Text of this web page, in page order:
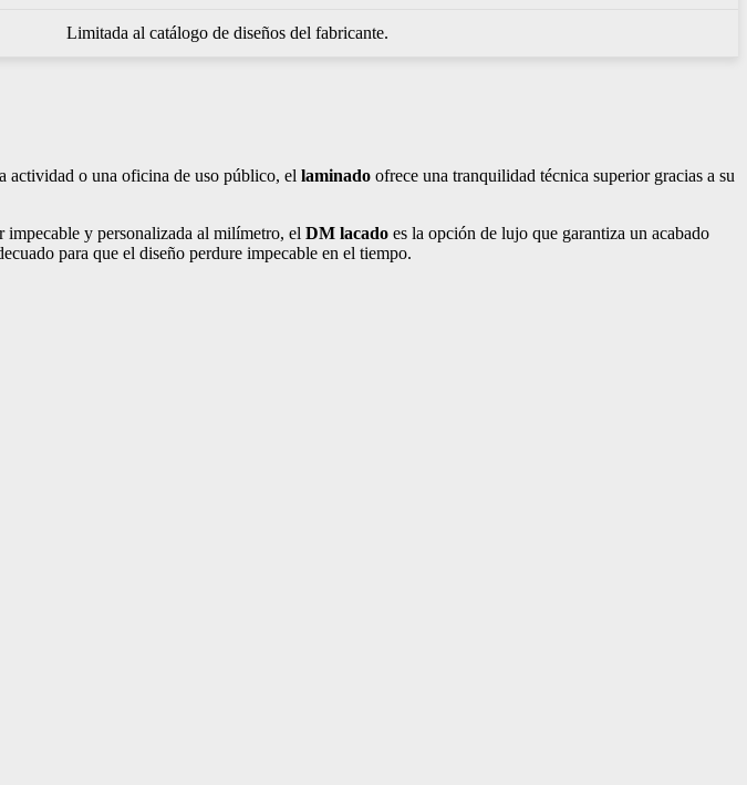
Limitada al catálogo de diseños del fabricante.
actividad o una oficina de uso público, el laminado ofrece una tranquilidad técnica superior gracias a su
impecable y personalizada al milímetro, el DM lacado es la opción de lujo que garantiza un acabado
para que el diseño perdure impecable en el tiempo.